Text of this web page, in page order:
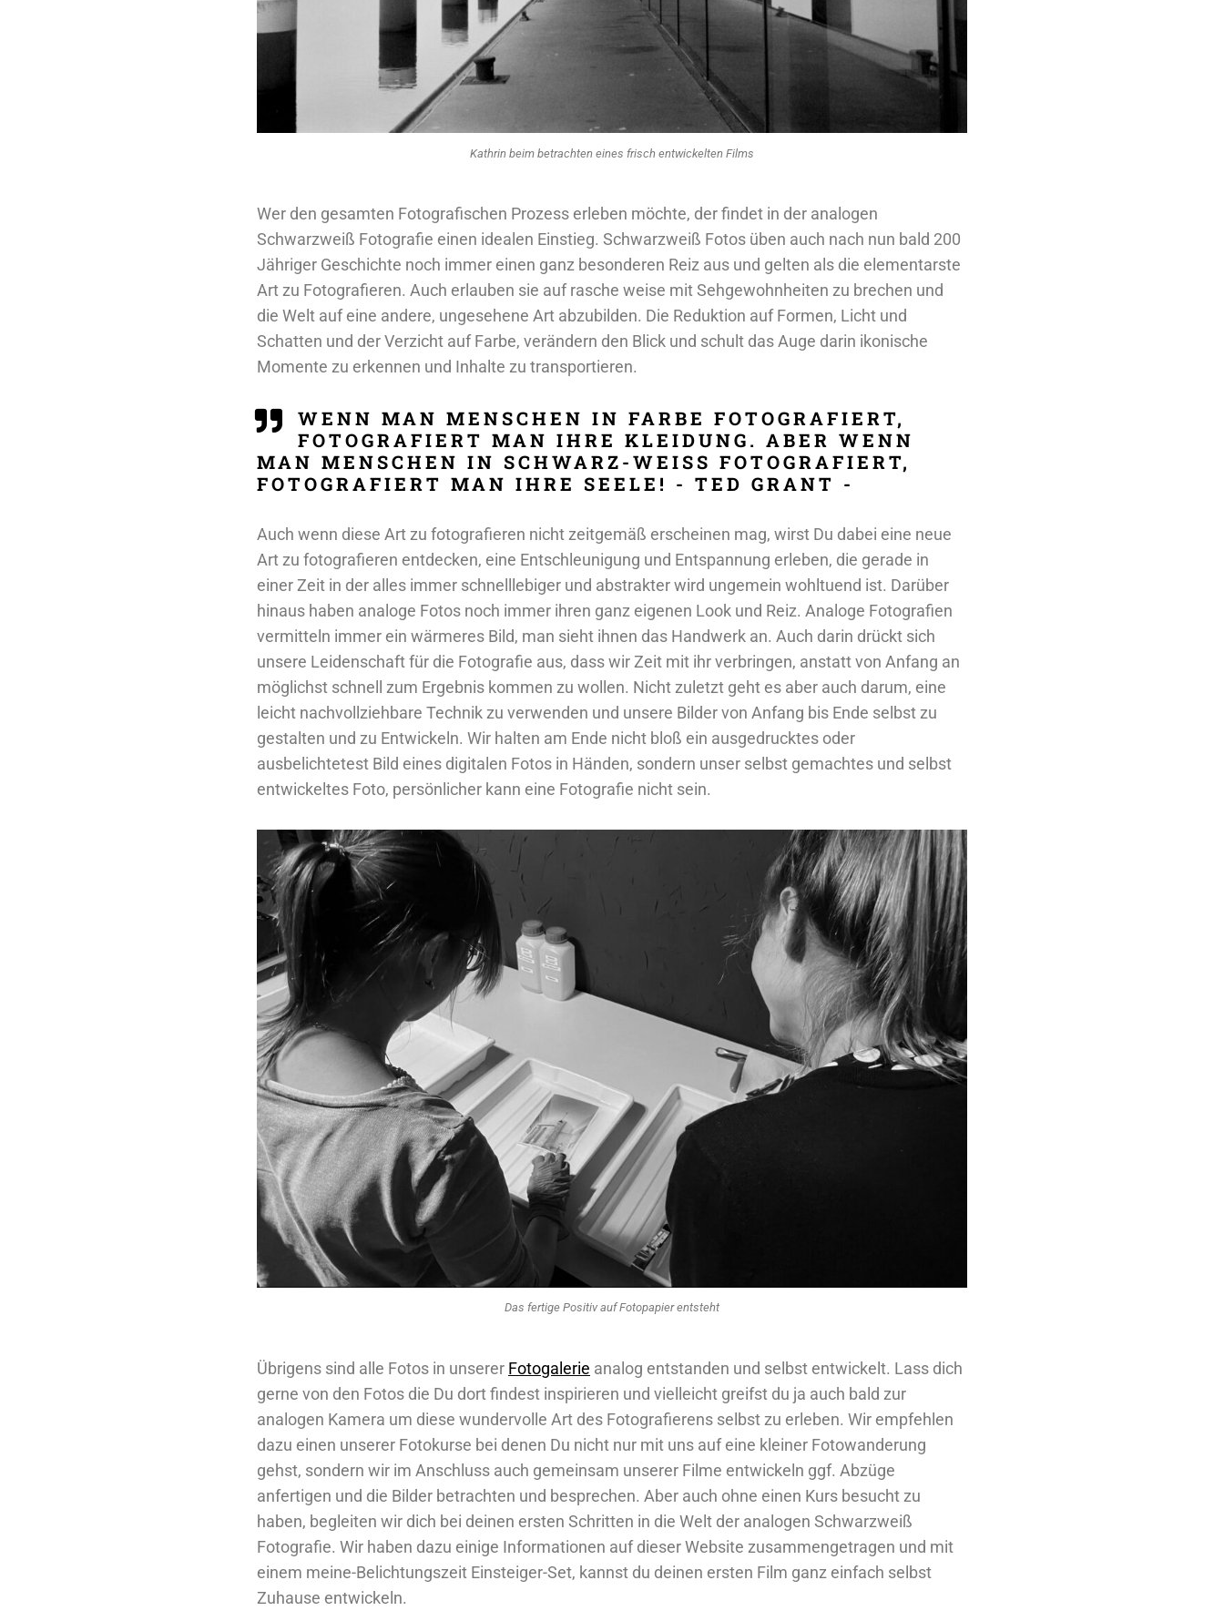
Kathrin beim betrachten eines frisch entwickelten Films
Wer den gesamten Fotografischen Prozess erleben möchte, der findet in der analogen
Schwarzweiß Fotografie einen idealen Einstieg. Schwarzweiß Fotos üben auch nach nun bald 200
Jähriger Geschichte noch immer einen ganz besonderen Reiz aus und gelten als die elementarste
Art zu Fotografieren. Auch erlauben sie auf rasche weise mit Sehgewohnheiten zu brechen und
die Welt auf eine andere, ungesehene Art abzubilden. Die Reduktion auf Formen, Licht und
Schatten und der Verzicht auf Farbe, verändern den Blick und schult das Auge darin ikonische
Momente zu erkennen und Inhalte zu transportieren.
WENN MAN MENSCHEN IN FARBE FOTOGRAFIERT,
FOTOGRAFIERT MAN IHRE KLEIDUNG. ABER WENN
MAN MENSCHEN IN SCHWARZ-WEISS FOTOGRAFIERT,
FOTOGRAFIERT MAN IHRE SEELE! - TED GRANT -
Auch wenn diese Art zu fotografieren nicht zeitgemäß erscheinen mag, wirst Du dabei eine neue
Art zu fotografieren entdecken, eine Entschleunigung und Entspannung erleben, die gerade in
einer Zeit in der alles immer schnelllebiger und abstrakter wird ungemein wohltuend ist. Darüber
hinaus haben analoge Fotos noch immer ihren ganz eigenen Look und Reiz. Analoge Fotografien
vermitteln immer ein wärmeres Bild, man sieht ihnen das Handwerk an. Auch darin drückt sich
unsere Leidenschaft für die Fotografie aus, dass wir Zeit mit ihr verbringen, anstatt von Anfang an
möglichst schnell zum Ergebnis kommen zu wollen. Nicht zuletzt geht es aber auch darum, eine
leicht nachvollziehbare Technik zu verwenden und unsere Bilder von Anfang bis Ende selbst zu
gestalten und zu Entwickeln. Wir halten am Ende nicht bloß ein ausgedrucktes oder
ausbelichtetest Bild eines digitalen Fotos in Händen, sondern unser selbst gemachtes und selbst
entwickeltes Foto, persönlicher kann eine Fotografie nicht sein.
Das fertige Positiv auf Fotopapier entsteht
Übrigens sind alle Fotos in unserer Fotogalerie analog entstanden und selbst entwickelt. Lass dich
gerne von den Fotos die Du dort findest inspirieren und vielleicht greifst du ja auch bald zur
analogen Kamera um diese wundervolle Art des Fotografierens selbst zu erleben. Wir empfehlen
dazu einen unserer Fotokurse bei denen Du nicht nur mit uns auf eine kleiner Fotowanderung
gehst, sondern wir im Anschluss auch gemeinsam unserer Filme entwickeln ggf. Abzüge
anfertigen und die Bilder betrachten und besprechen. Aber auch ohne einen Kurs besucht zu
haben, begleiten wir dich bei deinen ersten Schritten in die Welt der analogen Schwarzweiß
Fotografie. Wir haben dazu einige Informationen auf dieser Website zusammengetragen und mit
einem meine-Belichtungszeit Einsteiger-Set, kannst du deinen ersten Film ganz einfach selbst
Zuhause entwickeln.